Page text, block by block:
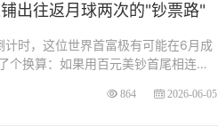
出往返月球两次的"钞票路"
时，这位世界首富极有可能在6月成
个换算：如果用百元美钞首尾相连铺
864 2026-06-05